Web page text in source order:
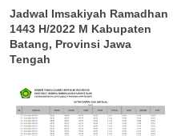
Jadwal Imsakiyah Ramadhan
1443 H/2022 M Kabupaten
Batang, Provinsi Jawa
Tengah